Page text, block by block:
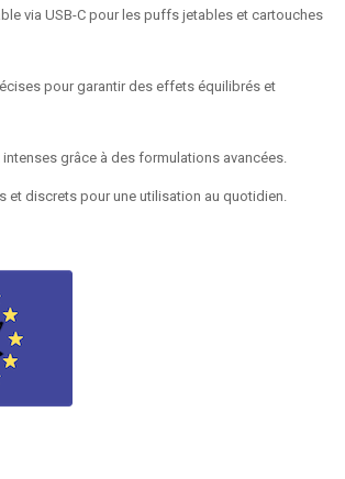
via USB-C pour les puffs jetables et cartouches
pour garantir des effets équilibrés et
intenses grâce à des formulations avancées.
et discrets pour une utilisation au quotidien.